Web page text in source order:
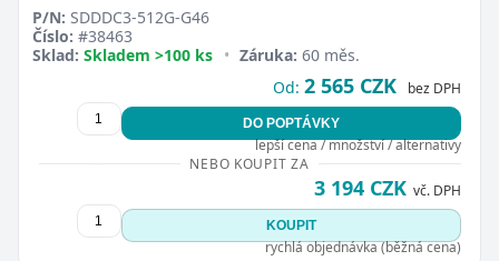
P/N: SDDDC3-512G-G46
Číslo: #38463
Sklad: Skladem >100 ks • Záruka: 60 měs.
Od: 2 565 CZK bez DPH
DO POPTÁVKY
lepší cena / množství / alternativy
NEBO KOUPIT ZA
3 194 CZK vč. DPH
KOUPIT
rychlá objednávka (běžná cena)